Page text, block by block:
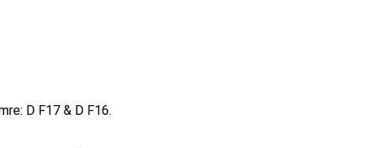
D F17 & D F16.